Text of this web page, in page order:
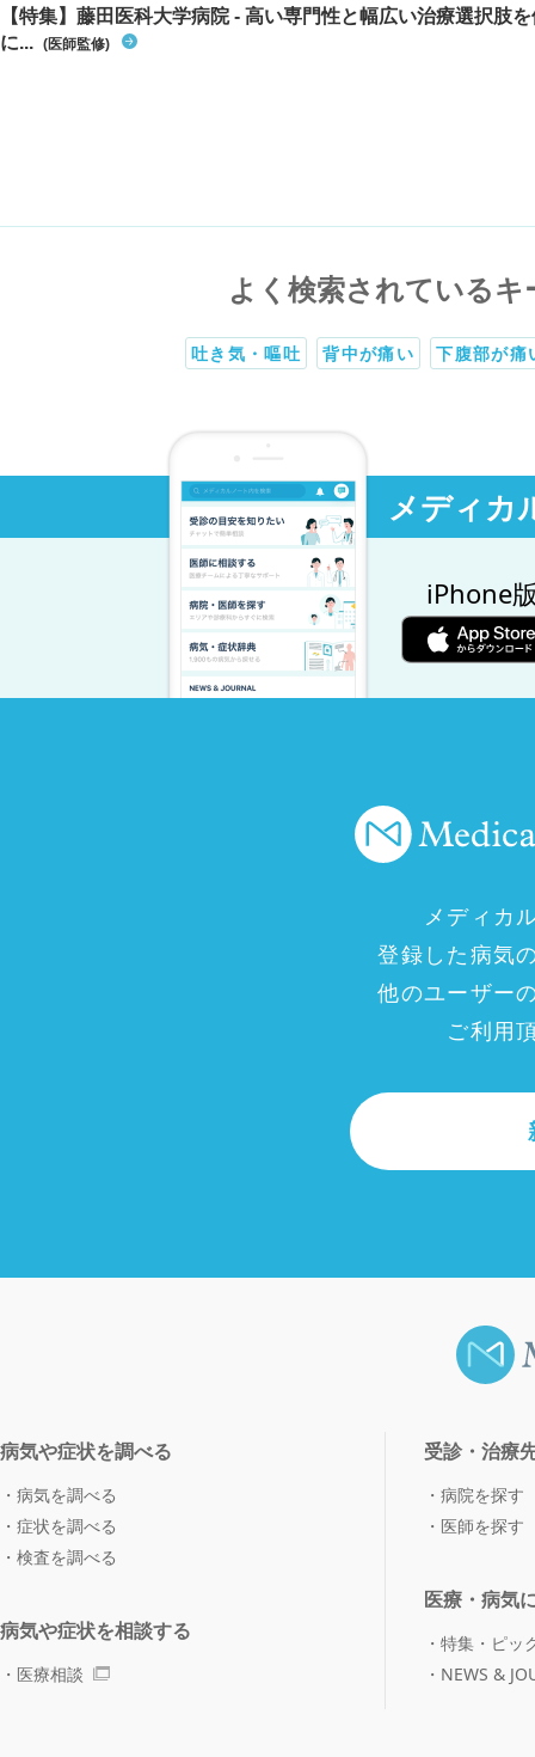
【特集】藤田医科大学病院 - 高い専門性と幅広い治療選択肢
に... (医師監修)
よく検索されているキ
吐き気・嘔吐 背中が痛い 下腹部が痛
メディカ
iPhone
メディカ
登録した病気
他のユーザー
ご利用
病気や症状を調べる
病気を調べる
症状を調べる
検査を調べる
病気や症状を相談する
医療相談
受診・治療
病院を探す
医師を探す
医療・病気
特集・ピッ
NEWS &